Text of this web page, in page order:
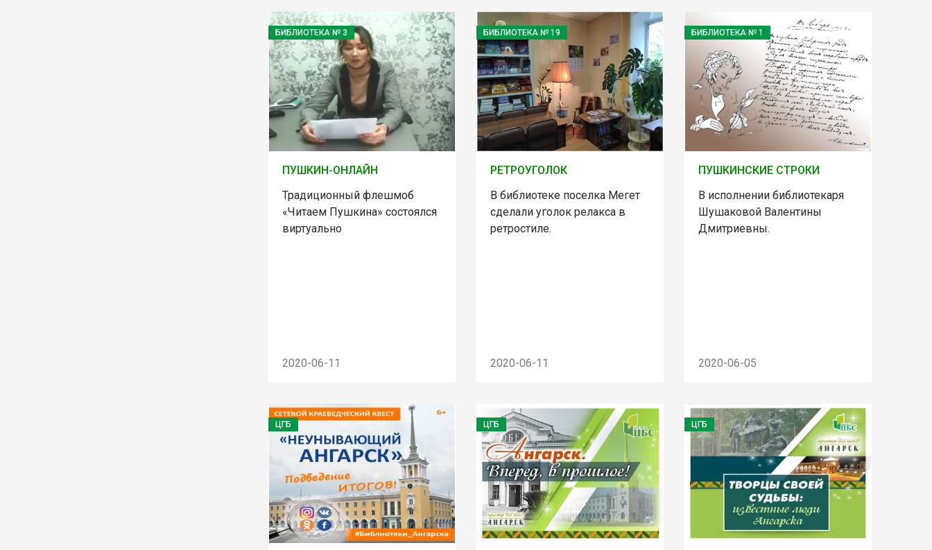
БИБЛИОТЕКА № 3
ПУШКИН-ОНЛАЙН
Традиционный флешмоб
«Читаем Пушкина» состоялся
виртуально
2020-06-11
БИБЛИОТЕКА № 19
РЕТРОУГОЛОК
В библиотеке поселка Мегет
сделали уголок релакса в
ретростиле.
2020-06-11
БИБЛИОТЕКА № 1
ПУШКИНСКИЕ СТРОКИ
В исполнении библиотекаря
Шушаковой Валентины
Дмитриевны.
2020-06-05
ЦГБ ЦГБ ЦГБ